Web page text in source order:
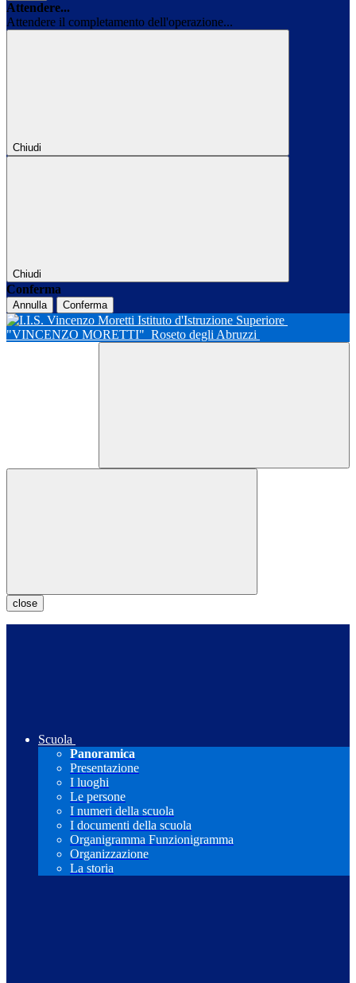
Attendere...
Attendere il completamento dell'operazione...
Chiudi
Chiudi
Conferma
Annulla Conferma
Istituto d'Istruzione Superiore
"VINCENZO MORETTI" Roseto degli Abruzzi
close
Scuola
Panoramica
Presentazione
I luoghi
Le persone
I numeri della scuola
I documenti della scuola
Organigramma Funzionigramma
Organizzazione
La storia